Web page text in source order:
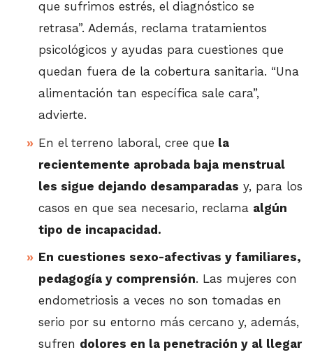
que sufrimos estrés, el diagnóstico se
retrasa”. Además, reclama tratamientos
psicológicos y ayudas para cuestiones que
quedan fuera de la cobertura sanitaria. “Una
alimentación tan específica sale cara”,
advierte.
En el terreno laboral, cree que la
recientemente aprobada baja menstrual
les sigue dejando desamparadas y, para los
casos en que sea necesario, reclama algún
tipo de incapacidad.
En cuestiones sexo-afectivas y familiares,
pedagogía y comprensión. Las mujeres con
endometriosis a veces no son tomadas en
serio por su entorno más cercano y, además,
sufren dolores en la penetración y al llegar